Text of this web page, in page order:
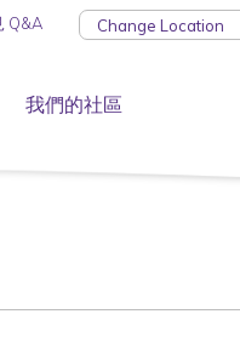
Q&A
我們的社區